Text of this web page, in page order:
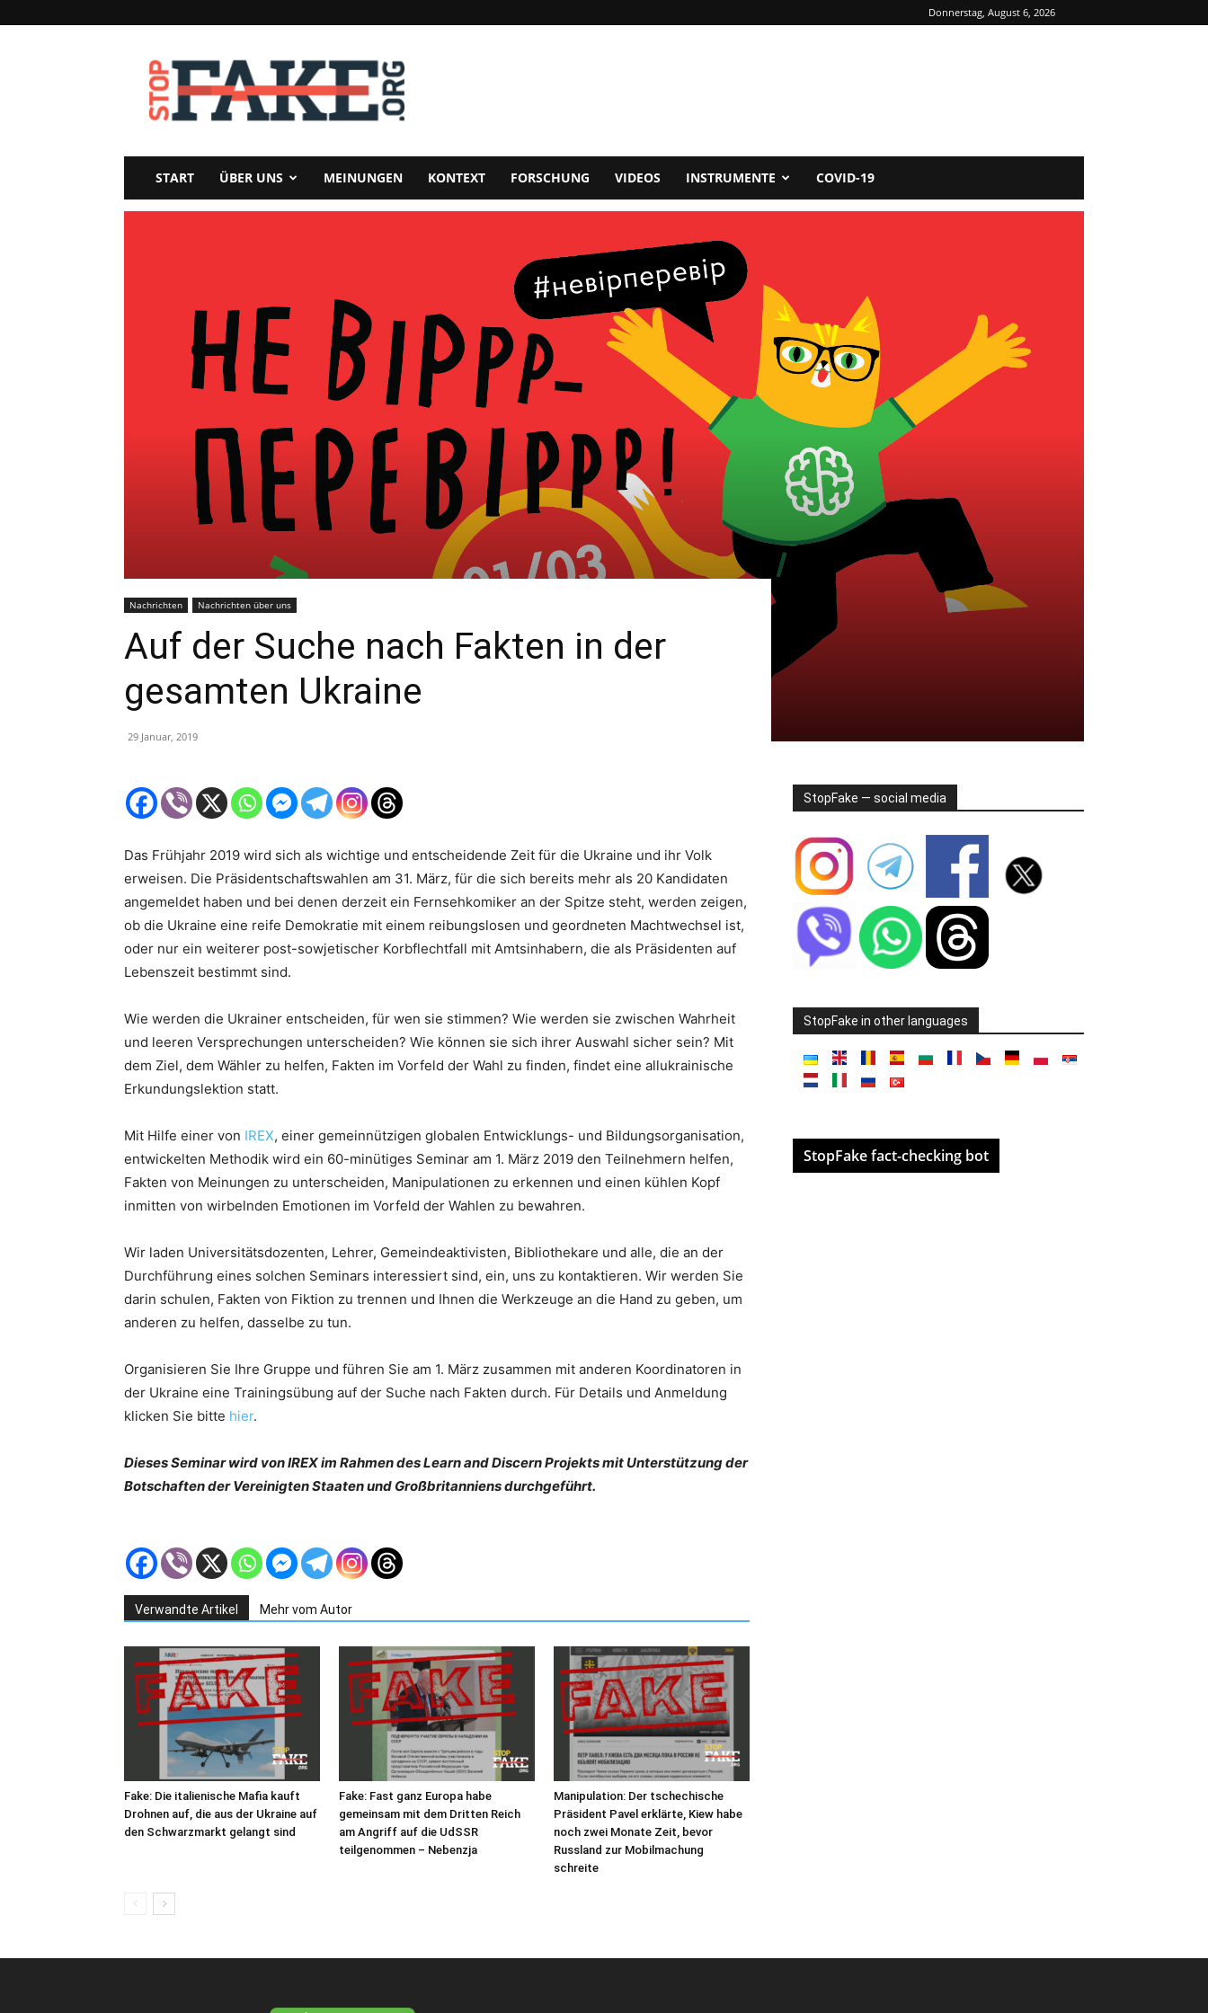
Donnerstag, August 6, 2026
StopFake
START ÜBER UNS MEINUNGEN KONTEXT FORSCHUNG VIDEOS INSTRUMENTE COVID-19
Nachrichten Nachrichten über uns
Auf der Suche nach Fakten in der
gesamten Ukraine
29 Januar, 2019
Das Frühjahr 2019 wird sich als wichtige und entscheidende Zeit für die Ukraine und ihr Volk
erweisen. Die Präsidentschaftswahlen am 31. März, für die sich bereits mehr als 20 Kandidaten
angemeldet haben und bei denen derzeit ein Fernsehkomiker an der Spitze steht, werden zeigen,
ob die Ukraine eine reife Demokratie mit einem reibungslosen und geordneten Machtwechsel ist,
oder nur ein weiterer post-sowjetischer Korbflechtfall mit Amtsinhabern, die als Präsidenten auf
Lebenszeit bestimmt sind.
Wie werden die Ukrainer entscheiden, für wen sie stimmen? Wie werden sie zwischen Wahrheit
und leeren Versprechungen unterscheiden? Wie können sie sich ihrer Auswahl sicher sein? Mit
dem Ziel, dem Wähler zu helfen, Fakten im Vorfeld der Wahl zu finden, findet eine allukrainische
Erkundungslektion statt.
Mit Hilfe einer von IREX, einer gemeinnützigen globalen Entwicklungs- und Bildungsorganisation,
entwickelten Methodik wird ein 60-minütiges Seminar am 1. März 2019 den Teilnehmern helfen,
Fakten von Meinungen zu unterscheiden, Manipulationen zu erkennen und einen kühlen Kopf
inmitten von wirbelnden Emotionen im Vorfeld der Wahlen zu bewahren.
Wir laden Universitätsdozenten, Lehrer, Gemeindeaktivisten, Bibliothekare und alle, die an der
Durchführung eines solchen Seminars interessiert sind, ein, uns zu kontaktieren. Wir werden Sie
darin schulen, Fakten von Fiktion zu trennen und Ihnen die Werkzeuge an die Hand zu geben, um
anderen zu helfen, dasselbe zu tun.
Organisieren Sie Ihre Gruppe und führen Sie am 1. März zusammen mit anderen Koordinatoren in
der Ukraine eine Trainingsübung auf der Suche nach Fakten durch. Für Details und Anmeldung
klicken Sie bitte hier.
Dieses Seminar wird von IREX im Rahmen des Learn and Discern Projekts mit Unterstützung der
Botschaften der Vereinigten Staaten und Großbritanniens durchgeführt.
Verwandte Artikel Mehr vom Autor
Fake: Die italienische Mafia kauft
Drohnen auf, die aus der Ukraine auf
den Schwarzmarkt gelangt sind
Fake: Fast ganz Europa habe
gemeinsam mit dem Dritten Reich
am Angriff auf die UdSSR
teilgenommen – Nebenzja
Manipulation: Der tschechische
Präsident Pavel erklärte, Kiew habe
noch zwei Monate Zeit, bevor
Russland zur Mobilmachung
schreite
StopFake — social media
StopFake in other languages
StopFake fact-checking bot